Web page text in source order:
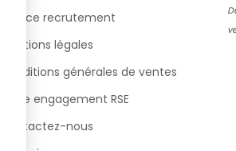
Espace recrutement
Mentions légales
Conditions générales de ventes
Notre engagement RSE
Contactez-nous